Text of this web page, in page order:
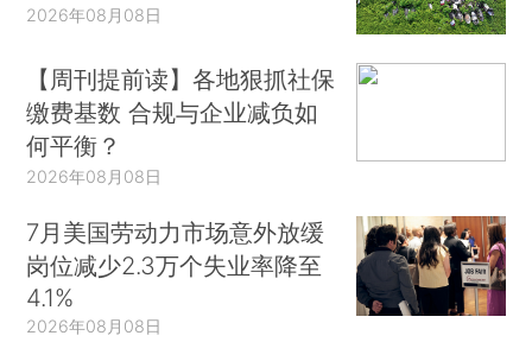
2026年08月08日
【周刊提前读】各地狠抓社保
缴费基数 合规与企业减负如
何平衡？
2026年08月08日
7月美国劳动力市场意外放缓
岗位减少2.3万个失业率降至
4.1%
2026年08月08日